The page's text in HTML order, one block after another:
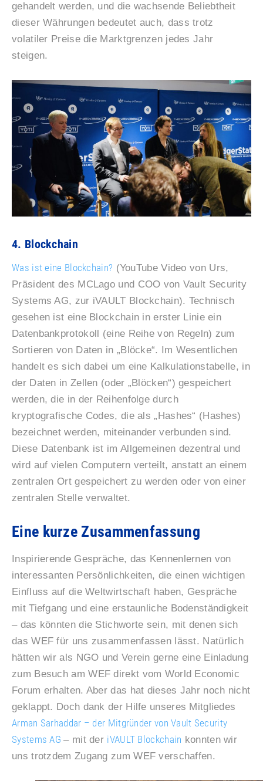
gehandelt werden, und die wachsende Beliebtheit
dieser Währungen bedeutet auch, dass trotz
volatiler Preise die Marktgrenzen jedes Jahr
steigen.
4. Blockchain
Was ist eine Blockchain? (YouTube Video von Urs,
Präsident des MCLago und COO von Vault Security
Systems AG, zur iVAULT Blockchain). Technisch
gesehen ist eine Blockchain in erster Linie ein
Datenbankprotokoll (eine Reihe von Regeln) zum
Sortieren von Daten in „Blöcke“. Im Wesentlichen
handelt es sich dabei um eine Kalkulationstabelle, in
der Daten in Zellen (oder „Blöcken“) gespeichert
werden, die in der Reihenfolge durch
kryptografische Codes, die als „Hashes“ (Hashes)
bezeichnet werden, miteinander verbunden sind.
Diese Datenbank ist im Allgemeinen dezentral und
wird auf vielen Computern verteilt, anstatt an einem
zentralen Ort gespeichert zu werden oder von einer
zentralen Stelle verwaltet.
Eine kurze Zusammenfassung
Inspirierende Gespräche, das Kennenlernen von
interessanten Persönlichkeiten, die einen wichtigen
Einfluss auf die Weltwirtschaft haben, Gespräche
mit Tiefgang und eine erstaunliche Bodenständigkeit
– das könnten die Stichworte sein, mit denen sich
das WEF für uns zusammenfassen lässt. Natürlich
hätten wir als NGO und Verein gerne eine Einladung
zum Besuch am WEF direkt vom World Economic
Forum erhalten. Aber das hat dieses Jahr noch nicht
geklappt. Doch dank der Hilfe unseres Mitgliedes
Arman Sarhaddar – der Mitgründer von Vault Security
Systems AG– mit der iVAULT Blockchain konnten wir
uns trotzdem Zugang zum WEF verschaffen.